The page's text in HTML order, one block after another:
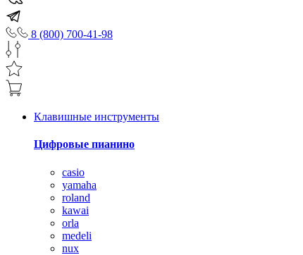
8 (800) 700-41-98
Клавишные инструменты
Цифровые пианино
casio
yamaha
roland
kawai
orla
medeli
nux